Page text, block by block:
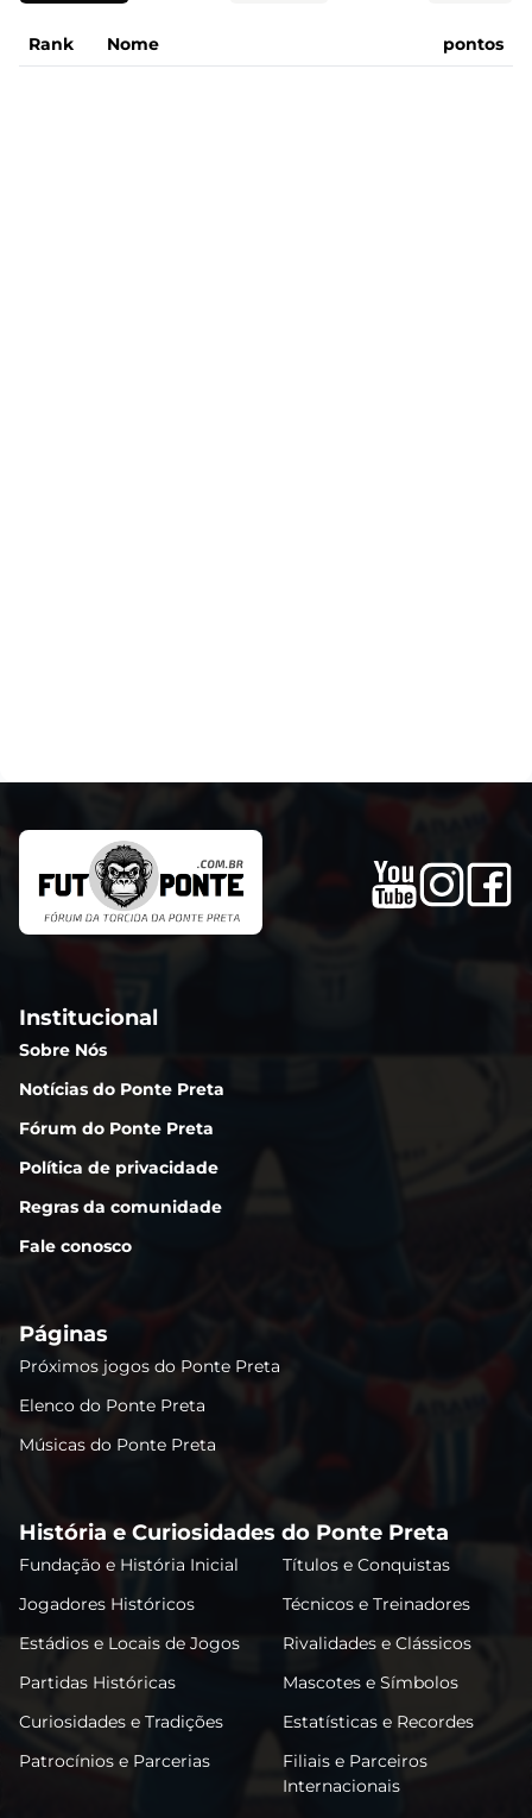
Rank Nome pontos
Institucional
Sobre Nós
Notícias do Ponte Preta
Fórum do Ponte Preta
Política de privacidade
Regras da comunidade
Fale conosco
Páginas
Próximos jogos do Ponte Preta
Elenco do Ponte Preta
Músicas do Ponte Preta
História e Curiosidades do Ponte Preta
Fundação e História Inicial
Títulos e Conquistas
Jogadores Históricos
Técnicos e Treinadores
Estádios e Locais de Jogos
Rivalidades e Clássicos
Partidas Históricas
Mascotes e Símbolos
Curiosidades e Tradições
Estatísticas e Recordes
Patrocínios e Parcerias
Filiais e Parceiros
Internacionais